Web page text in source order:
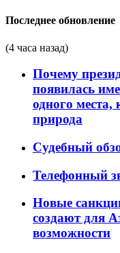
Последнее обновление
(4 часа назад)
Почему
появилась
одного места,
природа
Судебный
Телефонный
Новые
создают для
возможности